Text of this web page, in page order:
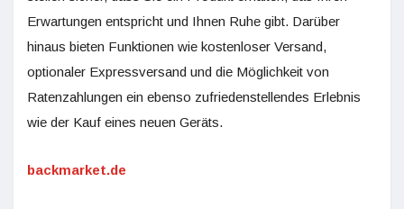
Erwartungen entspricht und Ihnen Ruhe gibt. Darüber
hinaus bieten Funktionen wie kostenloser Versand,
optionaler Expressversand und die Möglichkeit von
Ratenzahlungen ein ebenso zufriedenstellendes Erlebnis
wie der Kauf eines neuen Geräts.
backmarket.de